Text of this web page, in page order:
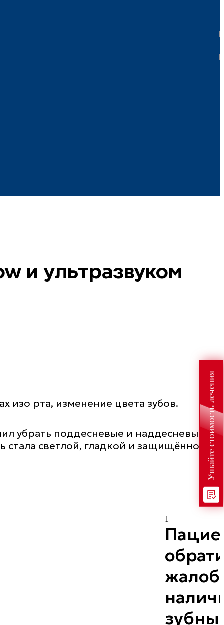
и ультразвуком
изо рта, изменение цвета зубов.
убрать поддесневые и наддесневые
светлой, гладкой и защищённой
1
Узнайте стоимость лечения